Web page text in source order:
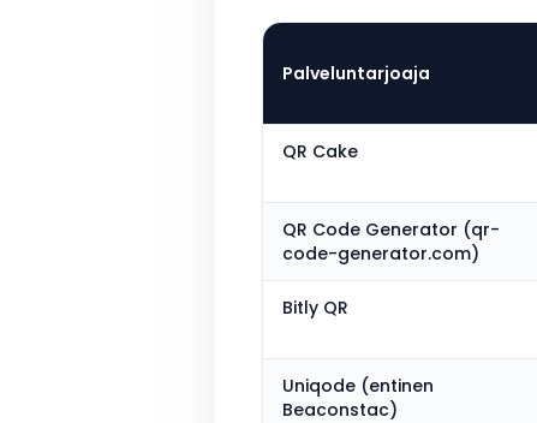
Palveluntarjoaja
QR Cake
QR Code Generator (qr-
code-generator.com)
Bitly QR
Uniqode (entinen
Beaconstac)